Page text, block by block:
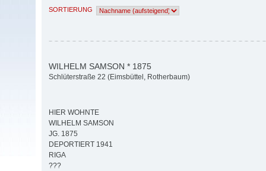
SORTIERUNG
WILHELM SAMSON * 1875
Schlüterstraße 22 (Eimsbüttel, Rotherbaum)
HIER WOHNTE
WILHELM SAMSON
JG. 1875
DEPORTIERT 1941
RIGA
???